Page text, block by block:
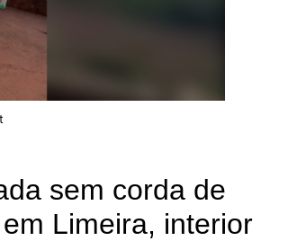
sem corda de
Limeira, interior